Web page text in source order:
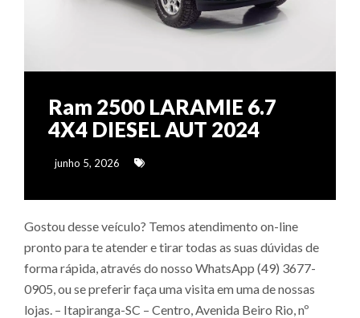
Ram 2500 LARAMIE 6.7
4X4 DIESEL AUT 2024
junho 5, 2026
Gostou desse veículo? Temos atendimento on-line
pronto para te atender e tirar todas as suas dúvidas de
forma rápida, através do nosso WhatsApp (49) 3677-
0905, ou se preferir faça uma visita em uma de nossas
lojas. – Itapiranga-SC – Centro, Avenida Beiro Rio, nº